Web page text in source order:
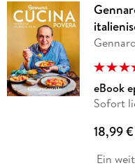
eBook
Sofort
18,99 €
Ein